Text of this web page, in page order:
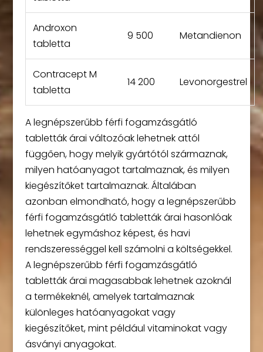
Androxon
tabletta
9 500 Metandienon
Contracept M
tabletta
14 200 Levonorgestrel
A legnépszerűbb férfi fogamzásgátló
tabletták árai változóak lehetnek attól
függően, hogy melyik gyártótól származnak,
milyen hatóanyagot tartalmaznak, és milyen
kiegészítőket tartalmaznak. Általában
azonban elmondható, hogy a legnépszerűbb
férfi fogamzásgátló tabletták árai hasonlóak
lehetnek egymáshoz képest, és havi
rendszerességgel kell számolni a költségekkel.
A legnépszerűbb férfi fogamzásgátló
tabletták árai magasabbak lehetnek azoknál
a termékeknél, amelyek tartalmaznak
különleges hatóanyagokat vagy
kiegészítőket, mint például vitaminokat vagy
ásványi anyagokat.